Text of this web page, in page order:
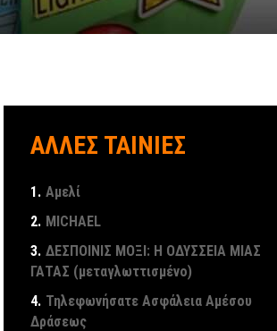
ΑΛΛΕΣ ΤΑΙΝΙΕΣ
1. Αμελί
2. MICHAEL
3. ΔΕΣΠΟΙΝΙΣ ΜΟΞΙ: Η ΟΔΥΣΣΕΙΑ ΜΙΑΣ
ΓΑΤΑΣ (μεταγλωττισμένο)
4. Τηλεφωνήσατε Ασφάλεια Αμέσου
Δράσεως